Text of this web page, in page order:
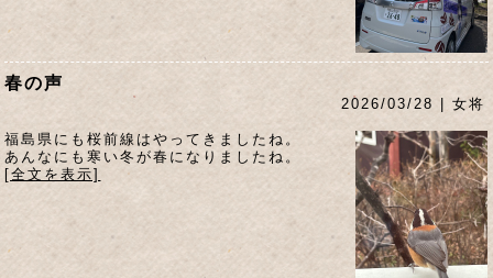
春の声
2026/03/28 | 女将
福島県にも桜前線はやってきましたね。
あんなにも寒い冬が春になりましたね。
[全文を表示]